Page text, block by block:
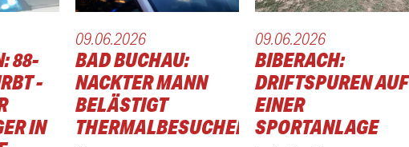
88-
-
IN
09.06.2026
BAD BUCHAU:
NACKTER MANN
BELÄSTIGT
THERMALBESUCHER
09.06.2026
BIBERACH:
DRIFTSPUREN AUF
EINER
SPORTANLAGE